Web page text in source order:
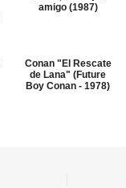
amigo (1987)
Conan "El Rescate
de Lana" (Future
Boy Conan - 1978)